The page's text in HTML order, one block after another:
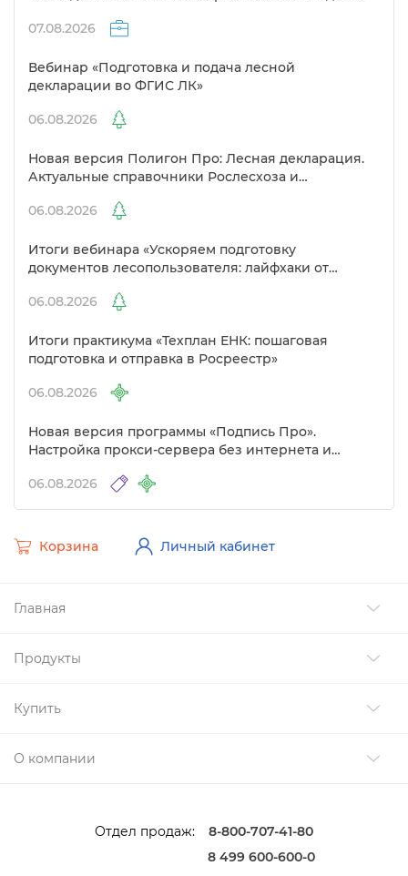
07.08.2026
ебинар «Подготовка и подача лесной
декларации во ФГИС ЛК»
06.08.2026
Новая версия Полигон Про: Лесная декларация.
Актуальные справочники Рослесхоза и
06.08.2026
Итоги вебинара «Ускоряем подготовку
документов лесопользователя: лайфхаки от
06.08.2026
Итоги практикума «Техплан ЕНК: пошаговая
подготовка и отправка в Росреестр»
06.08.2026
Новая версия программы «Подпись Про».
Настройка прокси-сервера без интернета и
06.08.2026
Главная
Продукты
Купить
О компании
Корзина Личный кабинет
Отдел продаж:
8-800-707-41-80
8 499 600-600-0